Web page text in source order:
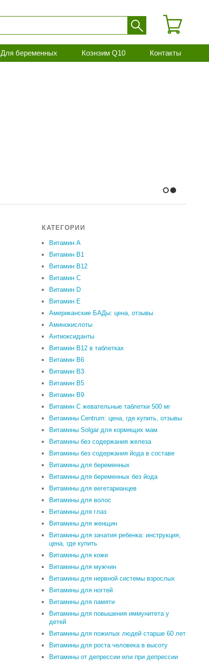
Для беременных Коэнзим Q10 Контакты
КАТЕГОРИИ
Витамин A
Витамин B1
Витамин B12
Витамин C
Витамин D
Витамин Е
Американские БАДы: цена, отзывы
Аминокислоты
Антиоксиданты
Витамин B12 в таблетках
Витамин B6
Витамин В3
Витамин В5
Витамин В9
Витамин С жевательные таблетки 500 мг
Витамины Centrum: цена, где купить, отзывы
Витамины Solgar для кормящих мам
Витамины без содержания железа
Витамины без содержания йода в составе
Витамины для беременных
Витамины для беременных без йода
Витамины для вегетарианцев
Витамины для волос
Витамины для глаз
Витамины для женщин
Витамины для зачатия ребенка: инструкция,
цена, где купить
Витамины для кожи
Витамины для мужчин
Витамины для нервной системы взрослых
Витамины для ногтей
Витамины для памяти
Витамины для повышения иммунитета у
детей
Витамины для пожилых людей старше 60 лет
Витамины для роста человека в высоту
Витамины от депрессии или при депрессии